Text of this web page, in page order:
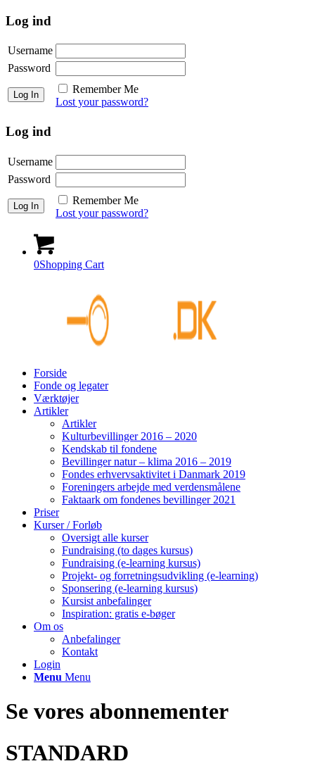
Log ind
Username
Password
Remember Me
Lost your password?
Log ind
Username
Password
Remember Me
Lost your password?
0Shopping Cart
Forside
Fonde og legater
Værktøjer
Artikler
Artikler
Kulturbevillinger 2016 – 2020
Kendskab til fondene
Bevillinger natur – klima 2016 – 2019
Fondes erhvervsaktivitet i Danmark 2019
Foreningers arbejde med verdensmålene
Faktaark om fondenes bevillinger 2021
Priser
Kurser / Forløb
Oversigt alle kurser
Fundraising (to dages kursus)
Fundraising (e-learning kursus)
Projekt- og forretningsudvikling (e-learning)
Sponsering (e-learning kursus)
Kursist anbefalinger
Inspiration: gratis e-bøger
Om os
Anbefalinger
Kontakt
Login
Menu Menu
Se vores abonnementer
STANDARD